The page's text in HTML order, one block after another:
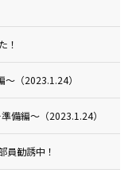
！
（2023.1.24）
備編〜（2023.1.24）
員勧誘中！